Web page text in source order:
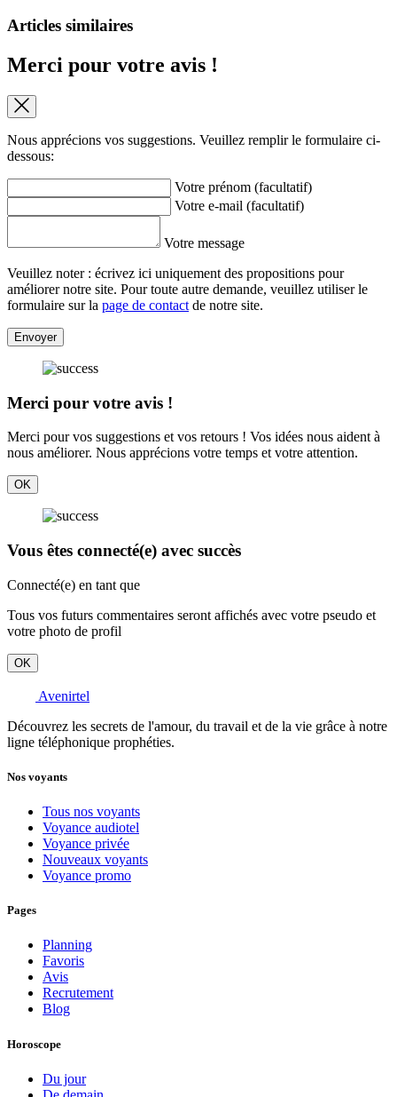
Articles similaires
Merci pour votre avis !
Nous apprécions vos suggestions. Veuillez remplir le formulaire ci-
dessous:
Votre prénom (facultatif)
Votre e-mail (facultatif)
Votre message
Veuillez noter : écrivez ici uniquement des propositions pour
améliorer notre site. Pour toute autre demande, veuillez utiliser le
formulaire sur la page de contact de notre site.
Envoyer
Merci pour votre avis !
Merci pour vos suggestions et vos retours ! Vos idées nous aident à
nous améliorer. Nous apprécions votre temps et votre attention.
OK
Vous êtes connecté(e) avec succès
Connecté(e) en tant que
Tous vos futurs commentaires seront affichés avec votre pseudo et
votre photo de profil
OK
Avenirtel
Découvrez les secrets de l'amour, du travail et de la vie grâce à notre
ligne téléphonique prophéties.
Nos voyants
Tous nos voyants
Voyance audiotel
Voyance privée
Nouveaux voyants
Voyance promo
Pages
Planning
Favoris
Avis
Recrutement
Blog
Horoscope
Du jour